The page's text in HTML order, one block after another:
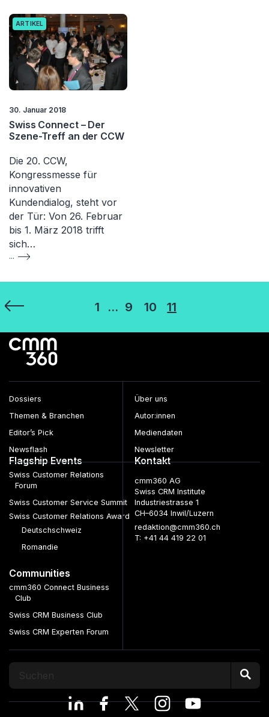
ARTIKEL
30. Januar 2018
Swiss Connect – Der
Szene-Treff an der CCW
Die 20. CCW,
Kongressmesse für
innovativen
Kundendialog, steht vor
der Tür: Von 26. Februar
bis 1. März 2018 trifft
sich…
...
Seitennummerierung
der
Beiträge
1 … 9 10 11
Dossiers
Themen & Branchen
Editor’s Pick
Newsflash
Über uns
Autor:innen
Mediendaten
Newsletter
Flagship Events
Swiss Customer Relations
Forum
Swiss Customer Service Summit
Swiss Customer Relations Award
Deutschschweiz
Romandie
Communities
cmm360 Connect Business
Club
Swiss CRM Business Club
Swiss CRM Experten Forum
Kontakt
cmm360 AG
Swiss CRM Institute
Industriestrasse 1
CH–6034 Inwil/Luzern
redaktion@cmm360.ch
T: +41 44 419 22 01